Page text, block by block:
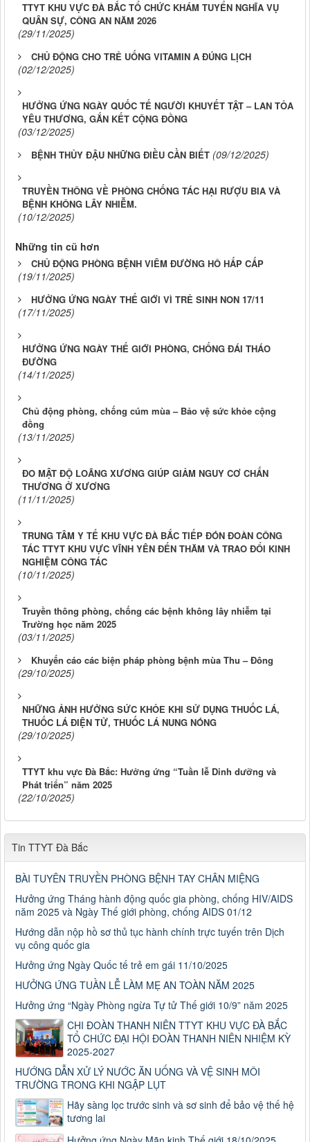
TTYT KHU VỰC ĐÀ BẮC TỔ CHỨC KHÁM TUYỂN NGHĨA VỤ
QUÂN SỰ, CÔNG AN NĂM 2026
(29/11/2025)
CHỦ ĐỘNG CHO TRẺ UỐNG VITAMIN A ĐÚNG LỊCH
(02/12/2025)
HƯỞNG ỨNG NGÀY QUỐC TẾ NGƯỜI KHUYẾT TẬT – LAN TỎA
YÊU THƯƠNG, GẮN KẾT CỘNG ĐỒNG
(03/12/2025)
BỆNH THỦY ĐẬU NHỮNG ĐIỀU CẦN BIẾT (09/12/2025)
TRUYỀN THÔNG VỀ PHÒNG CHỐNG TÁC HẠI RƯỢU BIA VÀ
BỆNH KHÔNG LÂY NHIỄM.
(10/12/2025)
Những tin cũ hơn
CHỦ ĐỘNG PHÒNG BỆNH VIÊM ĐƯỜNG HÔ HẤP CẤP
(19/11/2025)
HƯỞNG ỨNG NGÀY THẾ GIỚI VÌ TRẺ SINH NON 17/11
(17/11/2025)
HƯỞNG ỨNG NGÀY THẾ GIỚI PHÒNG, CHỐNG ĐÁI THÁO
ĐƯỜNG
(14/11/2025)
Chủ động phòng, chống cúm mùa – Bảo vệ sức khỏe cộng
đồng
(13/11/2025)
ĐO MẬT ĐỘ LOÃNG XƯƠNG GIÚP GIẢM NGUY CƠ CHẤN
THƯƠNG Ở XƯƠNG
(11/11/2025)
TRUNG TÂM Y TẾ KHU VỰC ĐÀ BẮC TIẾP ĐÓN ĐOÀN CÔNG
TÁC TTYT KHU VỰC VĨNH YÊN ĐẾN THĂM VÀ TRAO ĐỔI KINH
NGHIỆM CÔNG TÁC
(10/11/2025)
Truyền thông phòng, chống các bệnh không lây nhiễm tại
Trường học năm 2025
(03/11/2025)
Khuyến cáo các biện pháp phòng bệnh mùa Thu – Đông
(29/10/2025)
​​NHỮNG ẢNH HƯỞNG SỨC KHỎE KHI SỬ DỤNG THUỐC LÁ,
THUỐC LÁ ĐIỆN TỬ, THUỐC LÁ NUNG NÓNG
(29/10/2025)
TTYT khu vực Đà Bắc: Hưởng ứng “Tuần lễ Dinh dưỡng và
Phát triển” năm 2025
(22/10/2025)
Tin TTYT Đà Bắc
BÀI TUYÊN TRUYỀN PHÒNG BỆNH TAY CHÂN MIỆNG
Hưởng ứng Tháng hành động quốc gia phòng, chống HIV/AIDS
năm 2025 và Ngày Thế giới phòng, chống AIDS 01/12
Hướng dẫn nộp hồ sơ thủ tục hành chính trực tuyến trên Dịch
vụ công quốc gia
Hưởng ứng Ngày Quốc tế trẻ em gái 11/10/2025
HƯỞNG ỨNG TUẦN LỄ LÀM MẸ AN TOÀN NĂM 2025
Hưởng ứng “Ngày Phòng ngừa Tự tử Thế giới 10/9” năm 2025
CHI ĐOÀN THANH NIÊN TTYT KHU VỰC ĐÀ BẮC
TỔ CHỨC ĐẠI HỘI ĐOÀN THANH NIÊN NHIỆM KỲ
2025-2027
HƯỚNG DẪN XỬ LÝ NƯỚC ĂN UỐNG VÀ VỆ SINH MÔI
TRƯỜNG TRONG KHI NGẬP LỤT
Hãy sàng lọc trước sinh và sơ sinh để bảo vệ thế hệ
tương lai
Đẩy nhanh tiến độ thực hiện Hồ sơ bệnh án điện tử
Thời gian đăng: 11/10/2019